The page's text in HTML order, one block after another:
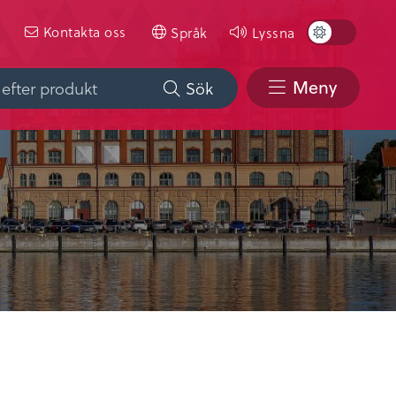
Kontakta oss Språk Lyssna
Toggle
Color
Sök Meny